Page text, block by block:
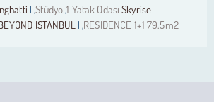
| ,Stüdyo,1 Yatak Odası Skyrise
ISTANBUL| ,RESIDENCE 1+1 79.5m2